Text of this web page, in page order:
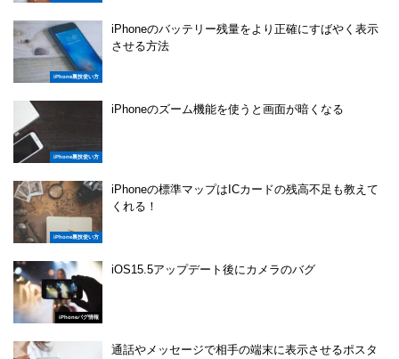
iPhone裏技使い方
iPhoneのバッテリー残量をより正確にすばやく表示
させる方法
iPhone裏技使い方
iPhoneのズーム機能を使うと画面が暗くなる
iPhone裏技使い方
iPhoneの標準マップはICカードの残高不足も教えて
くれる！
iPhoneバグ情報
iOS15.5アップデート後にカメラのバグ
通話やメッセージで相手の端末に表示させるポスタ